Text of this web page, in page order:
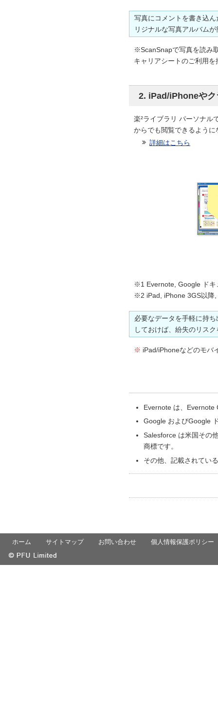
写真にコメントを書き込
リジナルな写真アルバム
※ScanSnapで写真を読み
キャリアシートのご利用
2. iPad/iPhoneやク
楽²ライブラリ パーソナル
からでも閲覧できるように
詳細はこちら
※1 Evernote, Google ド
※2 iPad, iPhone 3GS以降
必要なデータを手軽に持
しておけば、紛失のリス
※ iPad/iPhoneなどのモバ
Evernote は、Evernote
Google およびGoogle
Salesforce は米国その
商標です。
その他、記載されてい
ホーム サイトマップ お問い合わせ 個人情報保護ポリシー